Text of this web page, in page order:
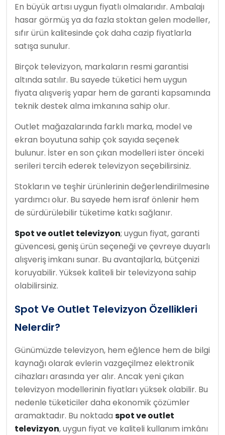
En büyük artısı uygun fiyatlı olmalarıdır. Ambalajı
hasar görmüş ya da fazla stoktan gelen modeller,
sıfır ürün kalitesinde çok daha cazip fiyatlarla
satışa sunulur.
Birçok televizyon, markaların resmi garantisi
altında satılır. Bu sayede tüketici hem uygun
fiyata alışveriş yapar hem de garanti kapsamında
teknik destek alma imkanına sahip olur.
Outlet mağazalarında farklı marka, model ve
ekran boyutuna sahip çok sayıda seçenek
bulunur. İster en son çıkan modelleri ister önceki
serileri tercih ederek televizyon seçebilirsiniz.
Stokların ve teşhir ürünlerinin değerlendirilmesine
yardımcı olur. Bu sayede hem israf önlenir hem
de sürdürülebilir tüketime katkı sağlanır.
Spot ve outlet televizyon; uygun fiyat, garanti
güvencesi, geniş ürün seçeneği ve çevreye duyarlı
alışveriş imkanı sunar. Bu avantajlarla, bütçenizi
koruyabilir. Yüksek kaliteli bir televizyona sahip
olabilirsiniz.
Spot Ve Outlet Televizyon Özellikleri
Nelerdir?
Günümüzde televizyon, hem eğlence hem de bilgi
kaynağı olarak evlerin vazgeçilmez elektronik
cihazları arasında yer alır. Ancak yeni çıkan
televizyon modellerinin fiyatları yüksek olabilir. Bu
nedenle tüketiciler daha ekonomik çözümler
aramaktadır. Bu noktada spot ve outlet
televizyon, uygun fiyat ve kaliteli kullanım imkânı